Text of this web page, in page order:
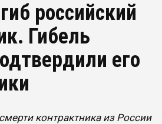
российский
Гибель
его
контрактника из России